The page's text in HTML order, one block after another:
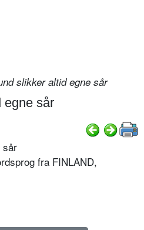
slikker altid egne sår
egne sår
sår
fra FINLAND,